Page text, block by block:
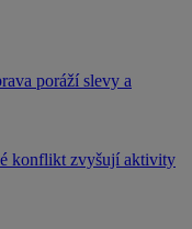
poráží slevy a
konflikt zvyšují aktivity